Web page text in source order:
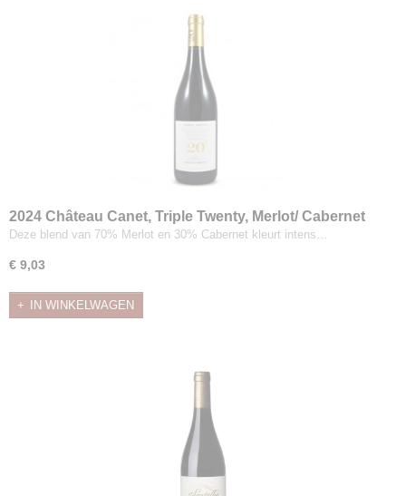
2024 Château Canet, Triple Twenty, Merlot/ Cabernet
Sauvignon
Deze blend van 70% Merlot en 30% Cabernet kleurt intens…
€ 9,03
IN WINKELWAGEN